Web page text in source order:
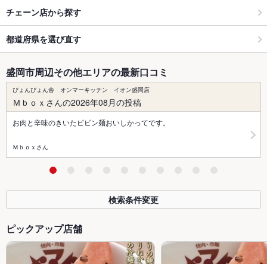
チェーン店から探す
都道府県を選び直す
盛岡市周辺その他エリアの最新口コミ
ぴょんぴょん舎 オンマーキッチン イオン盛岡店
Ｍｂｏｘさんの2026年08月の投稿
お肉と辛味のきいたピビン麺おいしかってです。
Ｍｂｏｘさん
検索条件変更
ピックアップ店舗